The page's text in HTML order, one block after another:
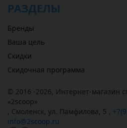
РАЗДЕЛЫ
Бренды
Ваша цель
Скидки
Скидочная программа
© 2016 -2026, Интернет-магазин
«2scoop»
, Смоленск, ул. Памфилова, 5 ,
info@2scoop.ru